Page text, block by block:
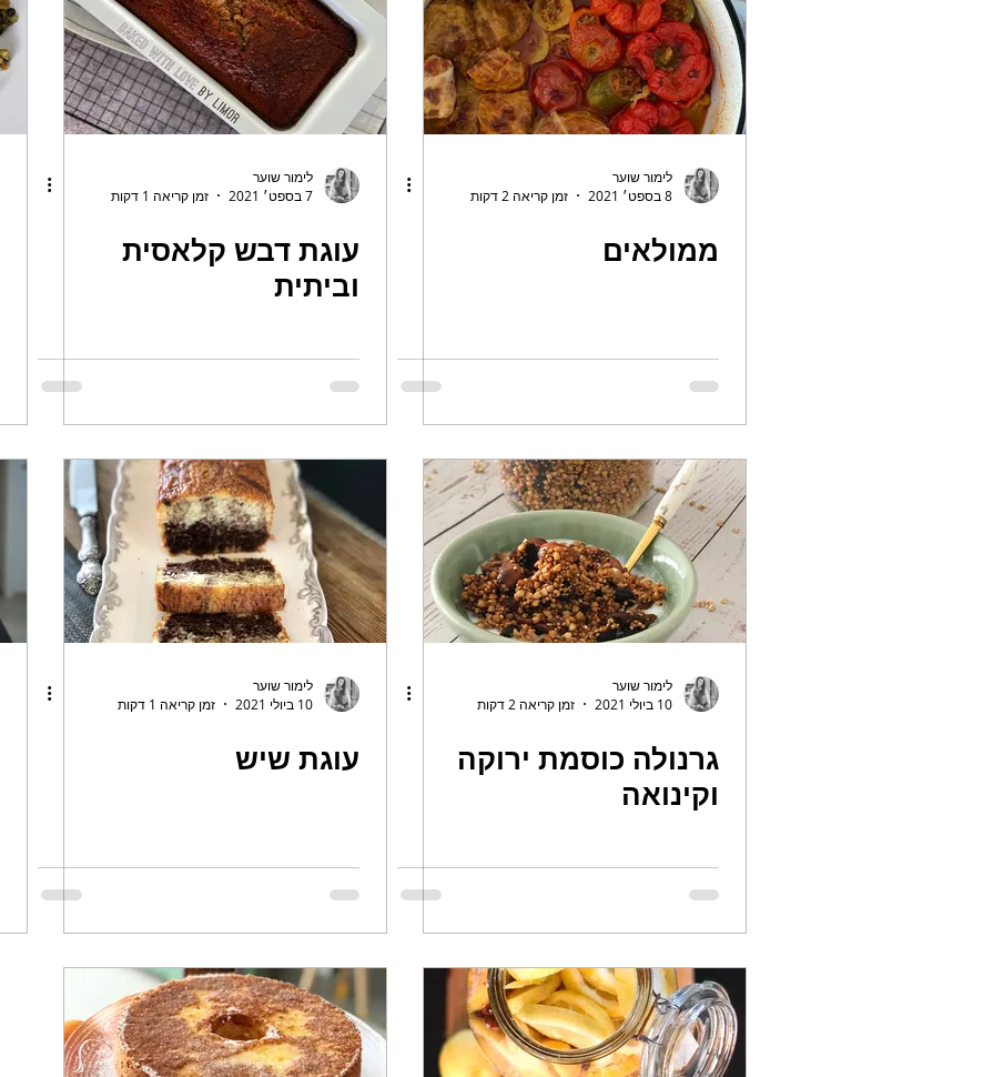
לימור שוער
8 בספט׳ 2021
זמן קריאה 2 דקות
ממולאים
לימור שוער
7 בספט׳ 2021
זמן קריאה 1 דקות
עוגת דבש קלאסית
וביתית
לימור שוער
10 ביולי 2021
זמן קריאה 2 דקות
גרנולה כוסמת ירוקה
וקינואה
לימור שוער
10 ביולי 2021
זמן קריאה 1 דקות
עוגת שיש